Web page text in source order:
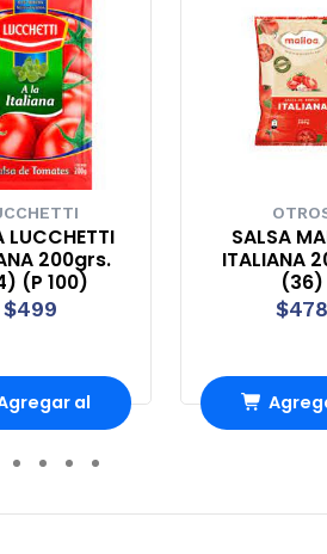
LUCCHETTI
200grs.
(P 100)
$499
al
Carro
SALSA
ITALIANA
(36)
$478